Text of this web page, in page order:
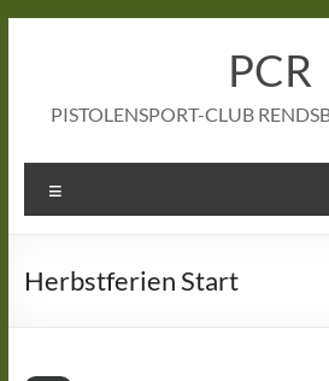
PCR
PISTOLENSPORT-CLUB
Herbstferien Start